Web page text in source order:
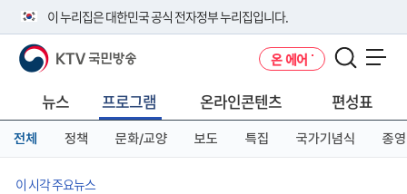
이 누리집은 대한민국 공식 전자정부 누리집입니다.
공식 누리집 주소 확인하기
니다.
이밖에 or.kr 또는 .kr등 다른 도메인 주소를 사용하고 있다면 아래 URL에
서 도메인 주소를 확인해 보세요
KTV 국민방송 온 에어
뉴스 프로그램 온라인콘텐츠 편성표
전체 정책 문화/교양 보도 특집 국가기념식 종영
이 시각 주요뉴스